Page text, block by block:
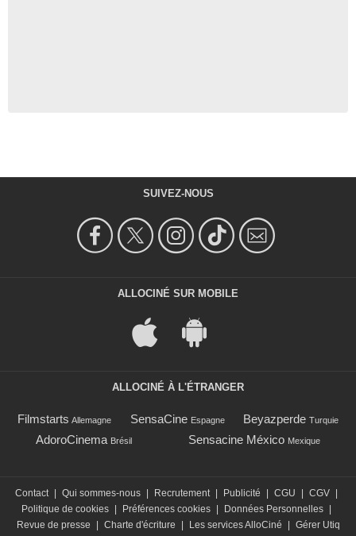
SUIVEZ-NOUS
ALLOCINÉ SUR MOBILE
ALLOCINÉ À L'ÉTRANGER
Filmstarts Allemagne SensaCine Espagne Beyazperde Turquie
AdoroCinema Brésil Sensacine México Mexique
Contact | Qui sommes-nous | Recrutement | Publicité | CGU | CGV |
Politique de cookies | Préférences cookies | Données Personnelles |
Revue de presse
| Charte d'écriture | Les services AlloCiné | Gérer Utiq